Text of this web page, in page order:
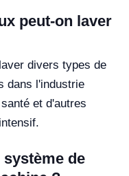
peut-on laver
divers types de
dans l'industrie
et d'autres
de